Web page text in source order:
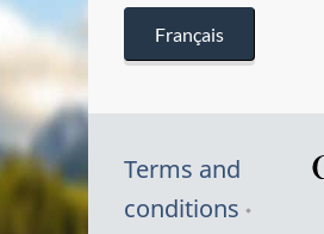
Français
Terms and
conditions